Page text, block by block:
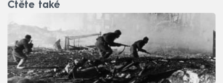
Čtěte také